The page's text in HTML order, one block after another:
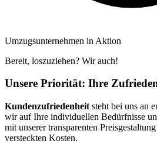
Umzugsunternehmen in Aktion
Bereit, loszuziehen? Wir auch!
Unsere Priorität: Ihre
Kundenzufriedenheit steht bei uns an
wir auf Ihre individuellen Bedürfnisse
mit unserer transparenten
versteckten Kosten.